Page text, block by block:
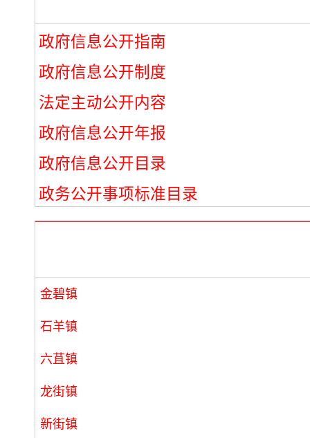
政府信息公开指南
政府信息公开制度
法定主动公开内容
政府信息公开年报
政府信息公开目录
政务公开事项标准目录
金碧镇
石羊镇
六苴镇
龙街镇
新街镇